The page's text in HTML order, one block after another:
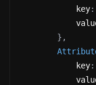
            key
:
} ,
            key
: